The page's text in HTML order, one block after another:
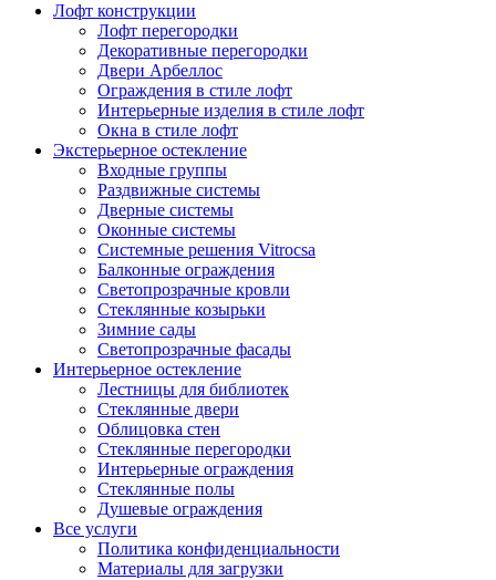
Лофт конструкции
Лофт перегородки
Декоративные перегородки
Двери Арбеллос
Ограждения в стиле лофт
Интерьерные изделия в стиле лофт
Окна в стиле лофт
Экстерьерное остекление
Входные группы
Раздвижные системы
Дверные системы
Оконные системы
Системные решения Vitrocsa
Балконные ограждения
Светопрозрачные кровли
Стеклянные козырьки
Зимние сады
Светопрозрачные фасады
Интерьерное остекление
Лестницы для библиотек
Стеклянные двери
Облицовка стен
Стеклянные перегородки
Интерьерные ограждения
Стеклянные полы
Душевые ограждения
Все услуги
Политика конфиденциальности
Материалы для загрузки